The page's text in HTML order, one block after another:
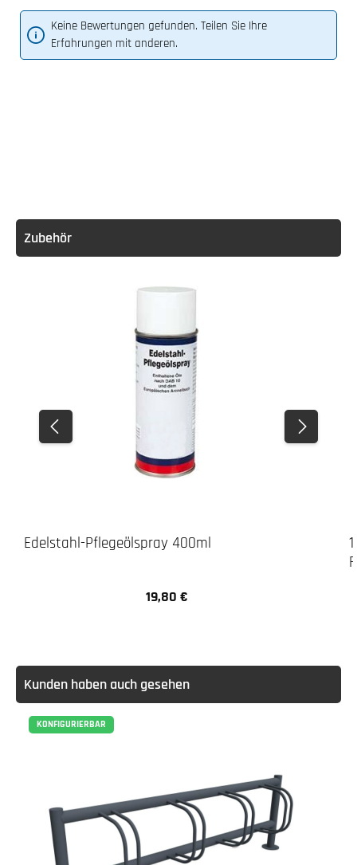
Keine Bewertungen gefunden. Teilen Sie Ihre
Erfahrungen mit anderen.
Zubehör
Edelstahl-Pflegeölspray 400ml
Regulärer Preis:
19,80 €
Kunden haben auch gesehen
KONFIGURIERBAR